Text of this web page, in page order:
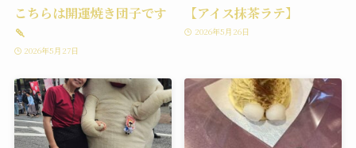
こちらは開運焼き団子です
🍡
2026年5月27日
【アイス抹茶ラテ】
2026年5月26日